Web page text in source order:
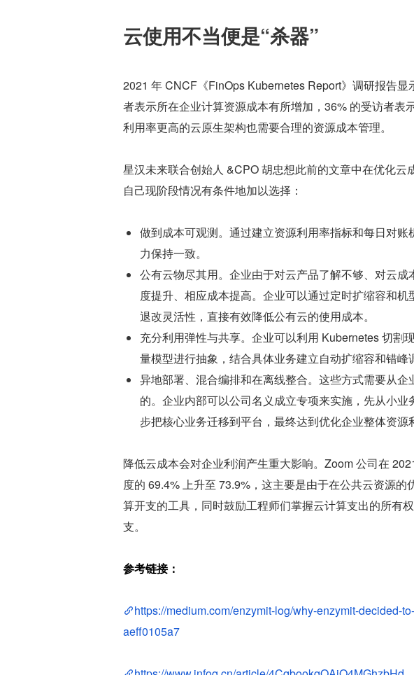
云使用不当便是“杀器”
2021 年 CNCF《FinOps Kubernetes Report》调研报告
者表示所在企业计算资源成本有所增加，36% 的受访者表
利用率更高的云原生架构也需要合理的资源成本管理。
星汉未来联合创始人 &CPO 胡忠想此前的文章中在优化
自己现阶段情况有条件地加以选择：
做到成本可观测。通过建立资源利用率指标和每日对
力保持一致。
公有云物尽其用。企业由于对云产品了解不够、对云
度提升、相应成本提高。企业可以通过定时扩缩容和
退改灵活性，直接有效降低公有云的使用成本。
充分利用弹性与共享。企业可以利用 Kubernetes 切割
量模型进行抽象，结合具体业务建立自动扩缩容和错峰
异地部署、混合编排和在离线整合。这些方式需要从
的。企业内部可以公司名义成立专项来实施，先从小
步把核心业务迁移到平台，最终达到优化企业整体资源
降低云成本会对企业利润产生重大影响。Zoom 公司在
度的 69.4% 上升至 73.9%，这主要是由于在公共云资源
算开支的工具，同时鼓励工程师们掌握云计算支出的所有
支。
参考链接：
https://medium.com/enzymit-log/why-enzymit-decided-
aeff0105a7